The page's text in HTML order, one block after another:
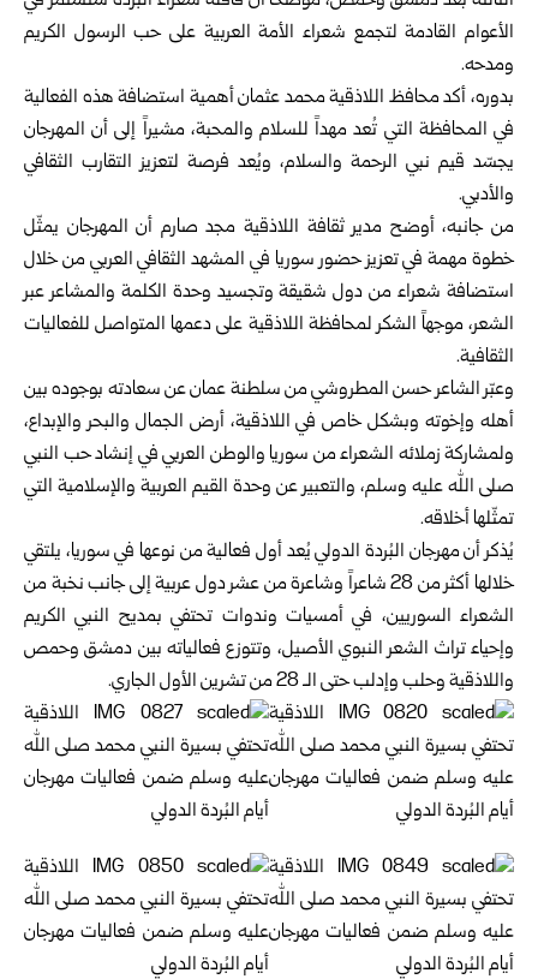
الأعوام القادمة لتجمع شعراء الأمة العربية على حب الرسول الكريم
ومدحه.
بدوره، أكد محافظ اللاذقية محمد عثمان أهمية استضافة هذه الفعالية
في المحافظة التي تُعد مهداً للسلام والمحبة، مشيراً إلى أن المهرجان
يجسّد قيم نبي الرحمة والسلام، ويُعد فرصة لتعزيز التقارب الثقافي
والأدبي.
من جانبه، أوضح مدير ثقافة اللاذقية مجد صارم أن المهرجان يمثّل
خطوة مهمة في تعزيز حضور سوريا في المشهد الثقافي العربي من خلال
استضافة شعراء من دول شقيقة وتجسيد وحدة الكلمة والمشاعر عبر
الشعر، موجهاً الشكر لمحافظة اللاذقية على دعمها المتواصل للفعاليات
الثقافية.
وعبّر الشاعر حسن المطروشي من سلطنة عمان عن سعادته بوجوده بين
أهله وإخوته وبشكل خاص في اللاذقية، أرض الجمال والبحر والإبداع،
ولمشاركة زملائه الشعراء من سوريا والوطن العربي في إنشاد حب النبي
صلى الله عليه وسلم، والتعبير عن وحدة القيم العربية والإسلامية التي
تمثّلها أخلاقه.
يُذكر أن مهرجان البُردة الدولي يُعد أول فعالية من نوعها في سوريا، يلتقي
خلالها أكثر من 28 شاعراً وشاعرة من عشر دول عربية إلى جانب نخبة من
الشعراء السوريين، في أمسيات وندوات تحتفي بمديح النبي الكريم
وإحياء تراث الشعر النبوي الأصيل، وتتوزع فعالياته بين دمشق وحمص
واللاذقية وحلب وإدلب حتى الـ 28 من تشرين الأول الجاري.